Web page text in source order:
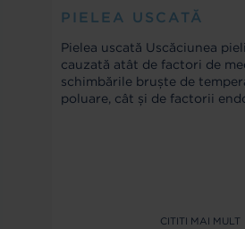
PIELEA USCATĂ
Pielea uscată Uscăciunea
cauzată atât de factori de
schimbările bruște de
poluare, cât și de factorii
CITITI MAI MULT